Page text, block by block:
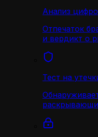
Анализ
Отпечаток
и вердикт о
Тест на